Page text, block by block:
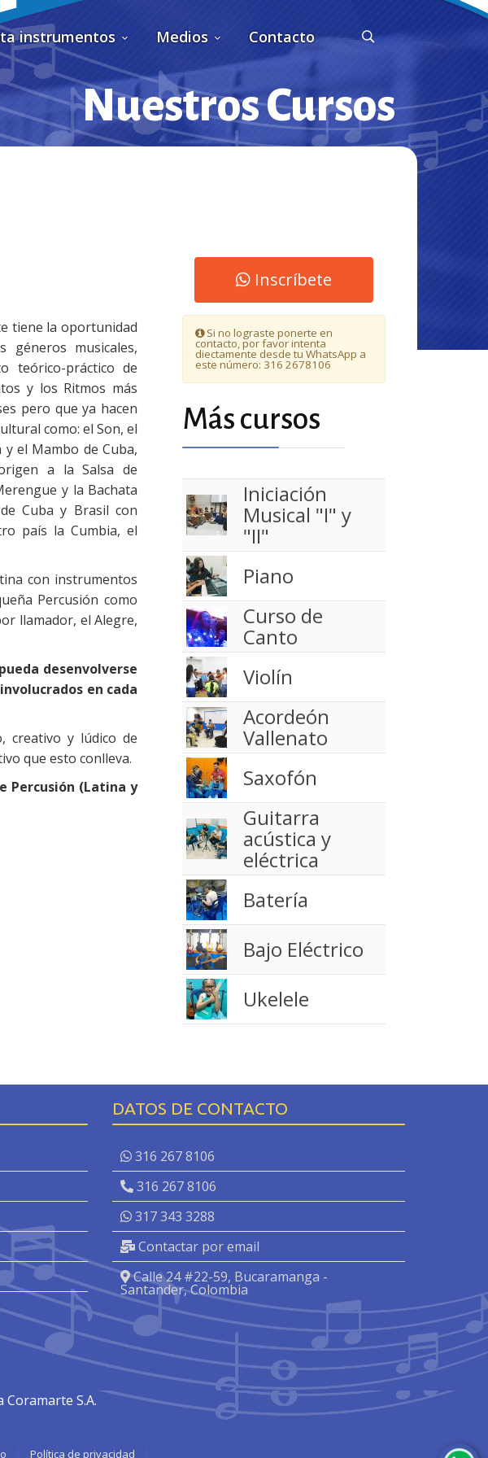
instrumentos Medios Contacto
Nuestros Cursos
tiene la oportunidad
géneros musicales,
teórico-práctico de
y los Ritmos más
pero que ya hacen
como: el Son, el
y el Mambo de Cuba,
a la Salsa de
y la Bachata
Cuba y Brasil con
país la Cumbia, el
con instrumentos
Percusión como
llamador, el Alegre,
desenvolverse
en cada
creativo y lúdico de
que esto conlleva.
Percusión (Latina y
Inscríbete
Si no lograste ponerte en
contacto, por favor intenta
diectamente desde tu WhatsApp a
este número: 316 2678106
Más cursos
Iniciación
Musical "I" y
"II"
Piano
Curso de
Canto
Violín
Acordeón
Vallenato
Saxofón
Guitarra
acústica y
eléctrica
Batería
Bajo Eléctrico
Ukelele
DATOS DE CONTACTO
316 267 8106
316 267 8106
317 343 3288
Contactar por email
Calle 24 #22-59, Bucaramanga -
Santander, Colombia
S.A.
Política de privacidad